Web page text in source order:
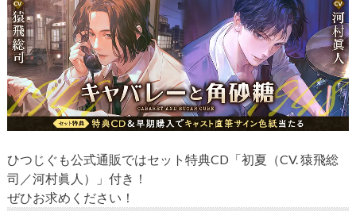
ひつじぐも公式通販ではセット特典CD「初夏（CV. 猿飛総
司／河村眞人）」付き！
ぜひお求めください！